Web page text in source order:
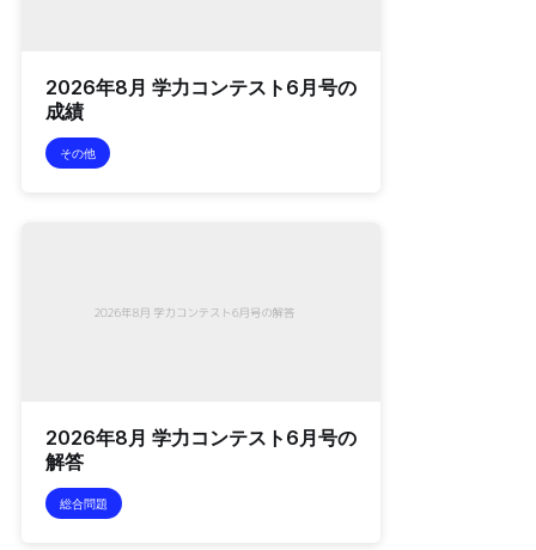
2026年8月 学力コンテスト6月号の
成績
その他
2026年8月 学力コンテスト6月号の
解答
総合問題